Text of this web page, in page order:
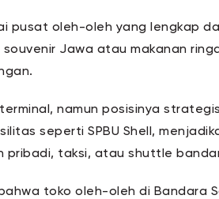
pusat oleh-oleh yang lengkap
Jawa atau makanan
namun posisinya
seperti SPBU Shell,
pribadi, taksi, atau shuttle
toko oleh-oleh di Bandara